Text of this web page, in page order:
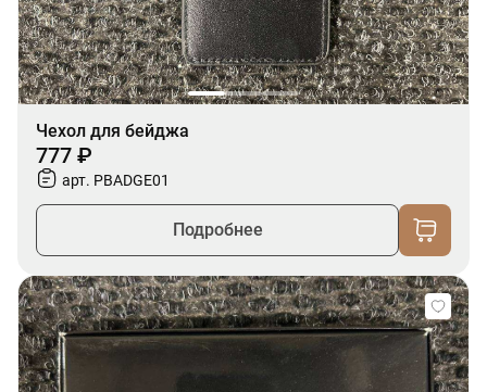
Чехол для бейджа
777 ₽
арт. PBADGE01
Подробнее